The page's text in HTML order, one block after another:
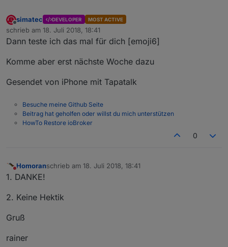
Offline
simatec DEVELOPER MOST ACTIVE
schrieb am 18. Juli 2018, 18:41
zuletzt editiert von
Dann teste ich das mal für dich [emoji6]
Komme aber erst nächste Woche dazu
Gesendet von iPhone mit Tapatalk
Besuche meine Github Seite
Beitrag hat geholfen oder willst du mich unterstützen
HowTo Restore ioBroker
0
Nicht stören
Homoranschrieb am 18. Juli 2018, 18:41
zuletzt editiert von
1. DANKE!
2. Keine Hektik
Gruß
rainer